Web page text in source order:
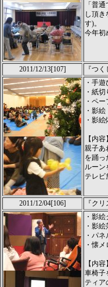
「普
し頂
す)。
今年初
2011/12/13[107]
『つ
・手
・紙切
・ペ
・影
・影
【内容】
親子あ
を踊っ
ルーン
テレビ
2011/12/04[106]
『ク
・影
・影
・パ
・懐
【内容】
車椅子
ティア